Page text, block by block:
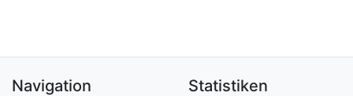
Navigation Statistiken